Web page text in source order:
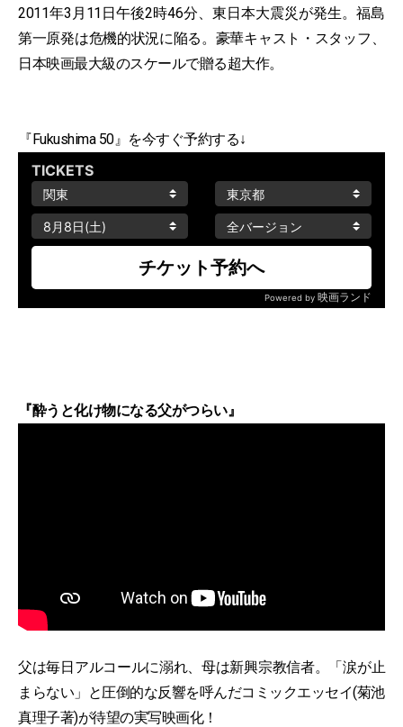
2011年3月11日午後2時46分、東日本大震災が発生。福島
第一原発は危機的状況に陥る。豪華キャスト・スタッフ、
日本映画最大級のスケールで贈る超大作。
『Fukushima 50』を今すぐ予約する↓
『酔うと化け物になる父がつらい』
父は毎日アルコールに溺れ、母は新興宗教信者。「涙が止
まらない」と圧倒的な反響を呼んだコミックエッセイ(菊池
真理子著)が待望の実写映画化！